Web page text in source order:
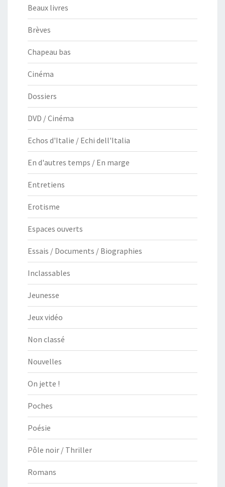
Beaux livres
Brèves
Chapeau bas
Cinéma
Dossiers
DVD / Cinéma
Echos d'Italie / Echi dell'Italia
En d'autres temps / En marge
Entretiens
Erotisme
Espaces ouverts
Essais / Documents / Biographies
Inclassables
Jeunesse
Jeux vidéo
Non classé
Nouvelles
On jette !
Poches
Poésie
Pôle noir / Thriller
Romans